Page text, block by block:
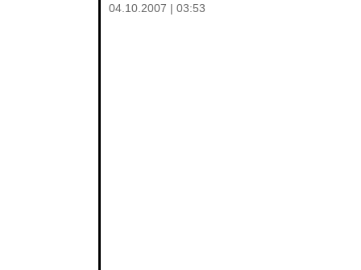
04.10.2007 | 03:53